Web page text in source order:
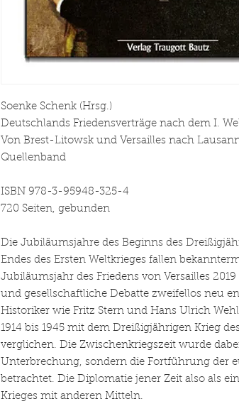
Soenke Schenk (Hrsg.)
Deutschlands Friedensverträge nach dem I.
Von Brest-Litowsk und Versailles nach
Quellenband
ISBN 978-3-95948-325-4
720 Seiten, gebunden
Die Jubiläumsjahre des Beginns des
Endes des Ersten Weltkrieges fallen
Jubiläumsjahr des Friedens von Versailles
und gesellschaftliche Debatte zweifellos neu
Historiker wie Fritz Stern und Hans Ulrich
1914 bis 1945 mit dem Dreißigjährigen Krieg
verglichen. Die Zwischenkriegszeit wurde
Unterbrechung, sondern die Fortführung der
betrachtet. Die Diplomatie jener Zeit also als
Krieges mit anderen Mitteln.